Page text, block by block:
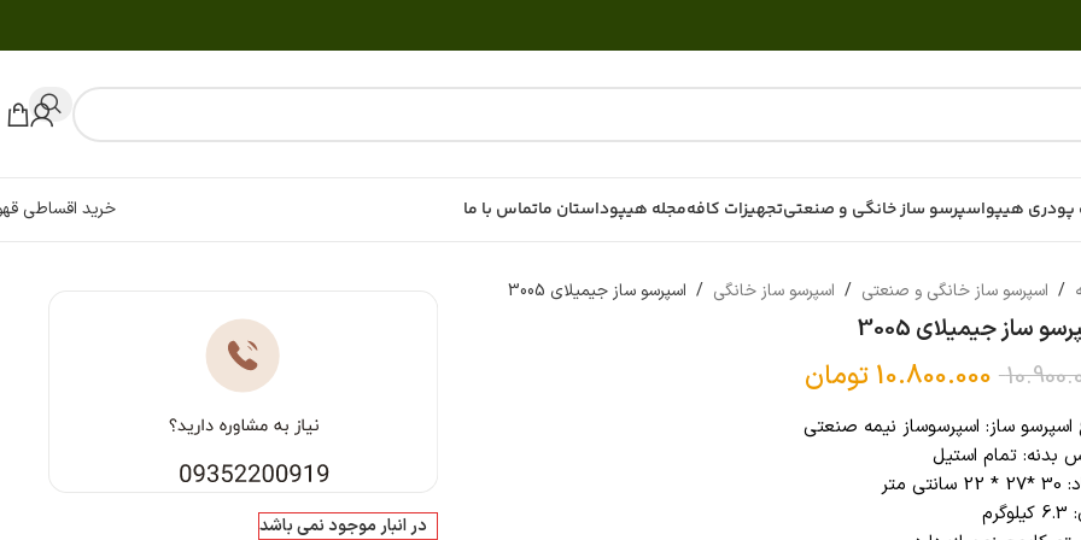
هیپواسپرسو ساز خانگی و صنعتیتجهیزات کافهمجله هیپوداستان ماتماس با ما خرید اقساطی
/ اسپرسو ساز خانگی و صنعتی / اسپرسو ساز خانگی / اسپرسو ساز جیمیلای 3005
ساز جیمیلای 3005
10.800.000 تومان
اسپرسو ساز: اسپرسوساز نیمه صنعتی
بدنه: تمام استیل
متر
در انبار موجود نمی باشد